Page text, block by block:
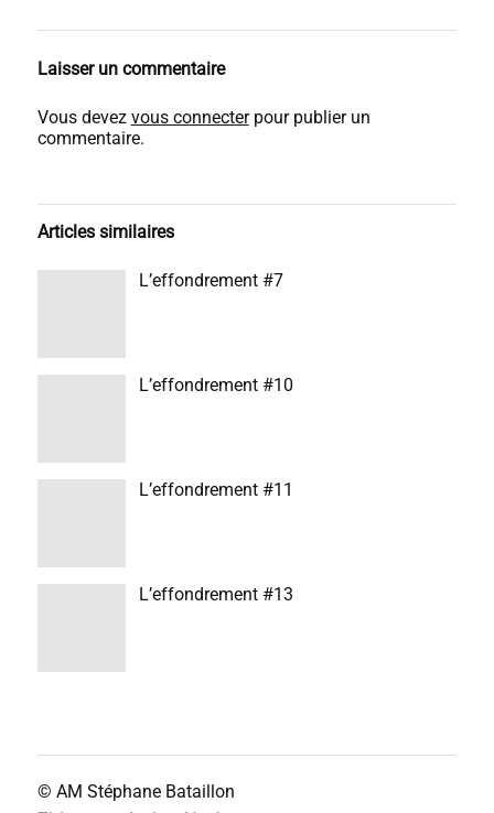
Laisser un commentaire
Vous devez vous connecterpour publier un
commentaire.
Articles similaires
L’effondrement #7
L’effondrement #10
L’effondrement #11
L’effondrement #13
© AM Stéphane Bataillon